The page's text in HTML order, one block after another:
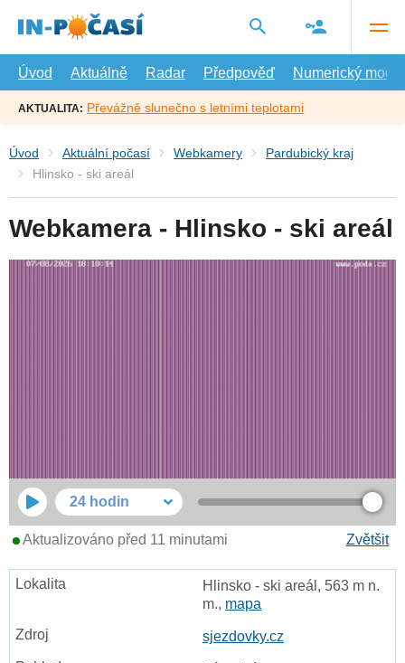
hlavní
Úvod
Aktuálně Radar Předpověď Numerický model
AKTUALITA: Převážně slunečno s letními teplotami
Úvod Aktuální počasí Webkamery
Pardubický kraj
Hlinsko - ski areál
Webkamera - Hlinsko - ski areál
24 hodin
Zvětšit
Aktualizováno před 11 minutami
Hlinsko - ski areál, 563 m n.
m., mapa
sjezdovky.cz